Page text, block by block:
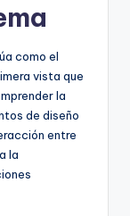
como el
vista que
la
de diseño
entre
la